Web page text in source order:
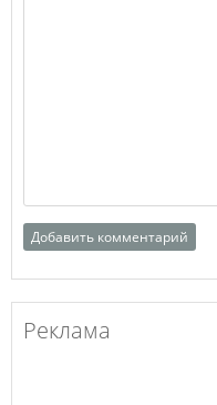
Реклама